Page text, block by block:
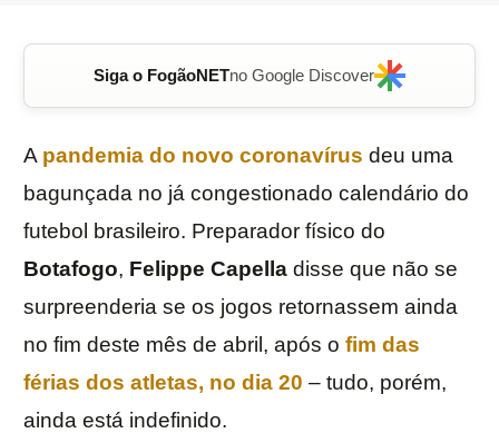
Siga o FogãoNETno Google Discover
A pandemia do novo coronavírus deu uma
bagunçada no já congestionado calendário do
futebol brasileiro. Preparador físico do
Botafogo, Felippe Capella disse que não se
surpreenderia se os jogos retornassem ainda
no fim deste mês de abril, após o fim das
férias dos atletas, no dia 20 – tudo, porém,
ainda está indefinido.